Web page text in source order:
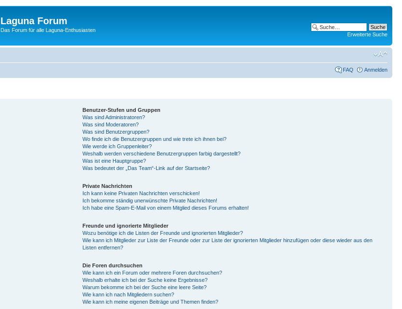
Laguna Forum
Das Forum für alle Laguna-Enthusiasten
Erweiterte Suche
FAQ Anmelden
Benutzer-Stufen und Gruppen
Was sind Administratoren?
Was sind Moderatoren?
Was sind Benutzergruppen?
Wo finde ich die Benutzergruppen und wie trete ich ihnen bei?
Wie werde ich Gruppenleiter?
Weshalb werden verschiedene Benutzergruppen farbig dargestellt?
Was ist eine Hauptgruppe?
Was bedeutet der „Das Team“-Link auf der Startseite?
Private Nachrichten
Ich kann keine Privaten Nachrichten verschicken!
Ich bekomme ständig unerwünschte Private Nachrichten!
Ich habe eine Spam-E-Mail von einem Mitglied dieses Forums erhalten!
Freunde und ignorierte Mitglieder
Wozu benötige ich die Listen der Freunde und ignorierten Mitglieder?
Wie kann ich Mitglieder zur Liste der Freunde oder zur Liste der ignorierten Mitglieder hinzufügen oder diese wieder aus den
Listen entfernen?
Die Foren durchsuchen
Wie kann ich ein Forum oder mehrere Foren durchsuchen?
Weshalb erhalte ich bei der Suche keine Ergebnisse?
Warum bekomme ich bei der Suche eine leere Seite?
Wie kann ich nach Mitgliedern suchen?
Wie kann ich meine eigenen Beiträge und Themen finden?